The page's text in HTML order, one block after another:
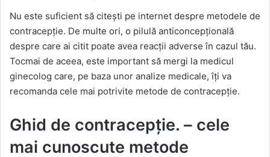
Nu este suficient să citești pe internet despre metodele de
contracepție. De multe ori, o pilulă anticoncepțională
despre care ai citit poate avea reacții adverse în cazul tău.
Tocmai de aceea, este important să mergi la medicul
ginecolog care, pe baza unor analize medicale, îți va
recomanda cele mai potrivite metode de contracepție.
Ghid de contracepție. – cele
mai cunoscute metode